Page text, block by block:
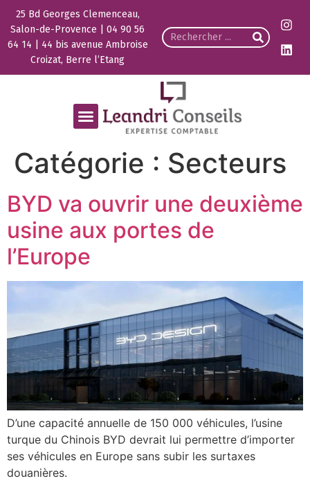
25 Bd Georges Clemenceau,
Salon-de-Provence | 04 90 56
64 14 | 44 bis avenue Ambroise
Croizat, Berre l’Etang
Catégorie : Secteurs
BYD va ouvrir une deuxième
usine aux portes de
l’Europe
D’une capacité annuelle de 150 000 véhicules, l’usine
turque du Chinois BYD devrait lui permettre d’importer
ses véhicules en Europe sans subir les surtaxes
douanières.